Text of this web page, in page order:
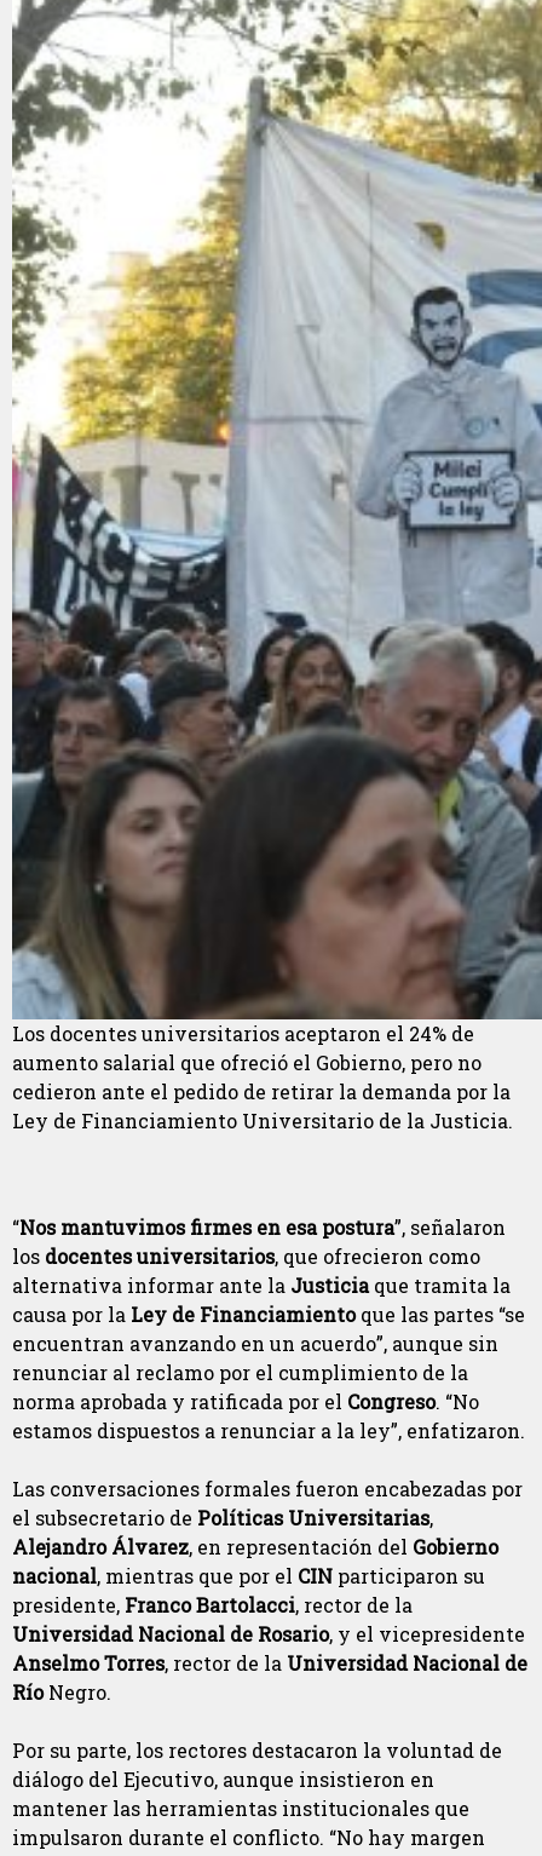
Los docentes universitarios aceptaron el 24% de
aumento salarial que ofreció el Gobierno, pero no
cedieron ante el pedido de retirar la demanda por la
Ley de Financiamiento Universitario de la Justicia.
“Nos mantuvimos firmes en esa postura”, señalaron
los docentes universitarios, que ofrecieron como
alternativa informar ante la Justiciaque tramita la
causa por la Ley de Financiamientoque las partes “se
encuentran avanzando en un acuerdo”, aunque sin
renunciar al reclamo por el cumplimiento de la
norma aprobada y ratificada por el Congreso. “No
estamos dispuestos a renunciar a la ley”, enfatizaron.
Las conversaciones formales fueron encabezadas por
el subsecretario de Políticas Universitarias,
Alejandro Álvarez, en representación del Gobierno
nacional, mientras que por el CIN participaron su
presidente, Franco Bartolacci, rector de la
Universidad Nacional de Rosario, y el vicepresidente
Anselmo Torres, rector de la Universidad Nacional de
RíoNegro.
Por su parte, los rectores destacaron la voluntad de
diálogo del Ejecutivo, aunque insistieron en
mantener las herramientas institucionales que
impulsaron durante el conflicto. “No hay margen